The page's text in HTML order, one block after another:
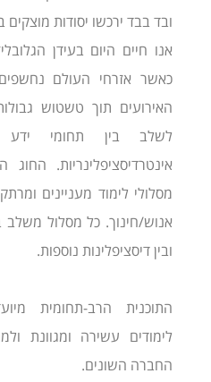
ובד בבד ירכשו יסודות מוצקים
אנו חיים היום בעידן
כאשר אזרחי העולם
האירועים תוך טשטוש
לשלב בין תחומי ידע
אינטר­דיסציפלינריות.
מסלולי לימוד מעניינים
אנוש/חינוך. כל מסלול משלב
ובין דיסציפלינות נוספות.
התוכנית הרב-תחומית
לימודים עשירה ומגוונת
החברה השונים.